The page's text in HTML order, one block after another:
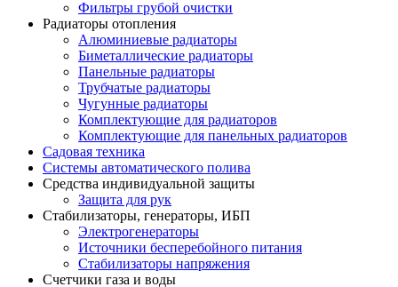
Фильтры грубой очистки
Радиаторы отопления
Алюминиевые радиаторы
Биметаллические радиаторы
Панельные радиаторы
Трубчатые радиаторы
Чугунные радиаторы
Комплектующие для радиаторов
Комплектующие для панельных радиаторов
Садовая техника
Системы автоматического полива
Средства индивидуальной защиты
Защита для рук
Стабилизаторы, генераторы, ИБП
Электрогенераторы
Источники бесперебойного питания
Стабилизаторы напряжения
Счетчики газа и воды